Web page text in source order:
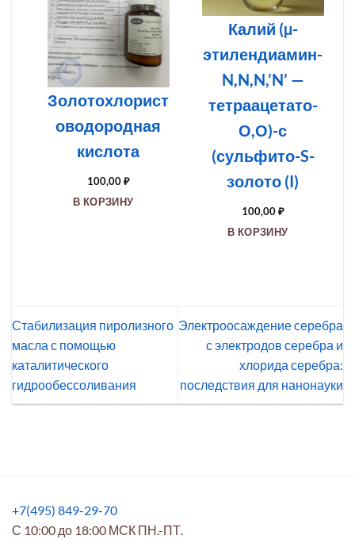
Золотохлорист
оводородная
кислота
100,00₽
В КОРЗИНУ
Калий (µ-
этилендиамин-
N,N,N,’N’ —
тетраацетато-
О,О)-с
(сульфито-S-
золото (I)
100,00₽
В КОРЗИНУ
Стабилизация пиролизного
масла с помощью
каталитического
гидрообессоливания
Электроосаждение серебра
с электродов серебра и
хлорида серебра:
последствия для нанонауки
+7(495) 849-29-70
С 10:00 до 18:00 МСК ПН.-ПТ.